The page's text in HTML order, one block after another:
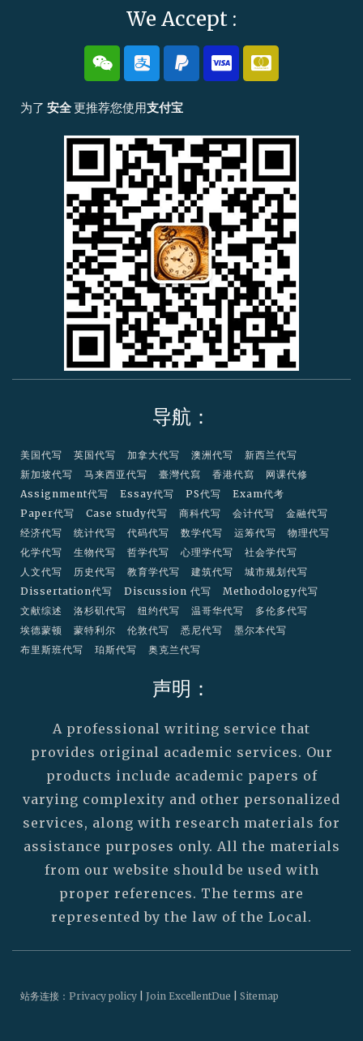
We Accept :
W
e
i
x
n
A
l
i
p
y
P
a
y
p
l
C
c
-
s
a
C
c
-
s
e
r
c
a
r
d
为了 安全更推荐您使用支付宝
导航：
美国代写 英国代写 加拿大代写 澳洲代写
新西兰代写
新加坡代写
马来西亚代写 臺灣代寫 香港代寫
网课代修
Assignment代写
Essay代写 PS代写
Exam代考
Paper代写
Case study代写 商科代写 会计代写
金融代写
经济代写
统计代写 代码代写 数学代写 运筹代写
物理代写
化学代写
生物代写 哲学代写 心理学代写
社会学代写
人文代写
历史代写 教育学代写 建筑代写
城市规划代写
Dissertation代写
Discussion 代写
Methodology代写
文献综述
洛杉矶代写 纽约代写 温哥华代写
多伦多代写
埃德蒙顿
蒙特利尔 伦敦代写 悉尼代写
墨尔本代写
布里斯班代写
珀斯代写 奥克兰代写
声明：
A professional writing service that
provides original academic services. Our
products include academic papers of
varying complexity and other personalized
services, along with research materials for
assistance purposes only. All the materials
from our website should be used with
proper references. The terms are
represented by the law of the Local.
站务连接： Privacy policy Join ExcellentDue Sitemap